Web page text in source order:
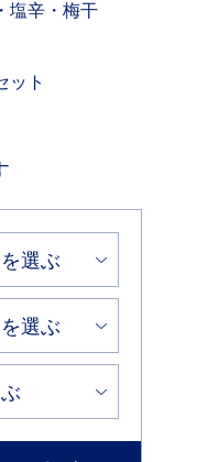
塩辛・梅干
ット